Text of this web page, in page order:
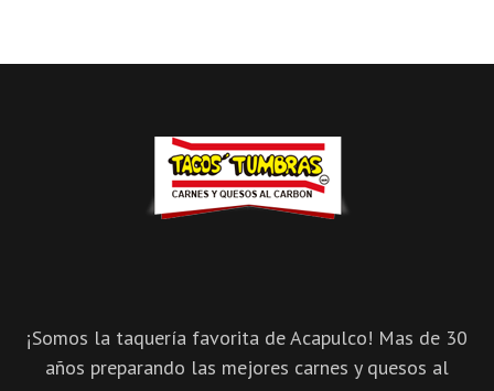
¡Somos la taquería favorita de Acapulco! Mas de 30
años preparando las mejores carnes y quesos al